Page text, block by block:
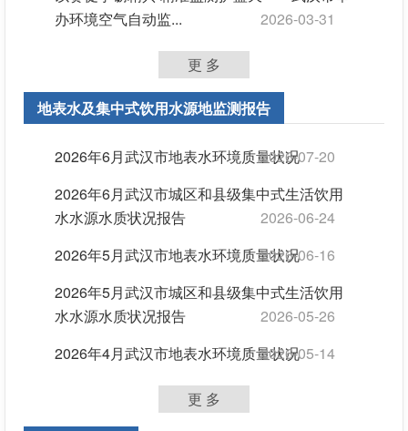
办环境空气自动监...
2026-03-31
更 多
地表水及集中式饮用水源地监测报告
2026年6月武汉市地表水环境质量状况
2026-07-20
2026年6月武汉市城区和县级集中式生活饮用
水水源水质状况报告
2026-06-24
2026年5月武汉市地表水环境质量状况
2026-06-16
2026年5月武汉市城区和县级集中式生活饮用
水水源水质状况报告
2026-05-26
2026年4月武汉市地表水环境质量状况2026-05-14
更 多